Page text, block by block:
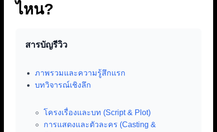
ไหน?
สารบัญรีวิว
ภาพรวมและความรู้สึกแรก
บทวิจารณ์เชิงลึก
โครงเรื่องและบท (Script & Plot)
การแสดงและตัวละคร (Casting &